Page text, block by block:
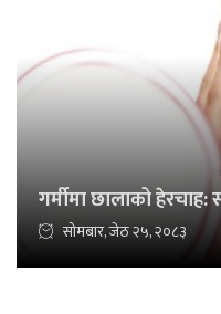
गर्मीमा छालाको हेरचाह:
सोमबार, जेठ २५, २०८३